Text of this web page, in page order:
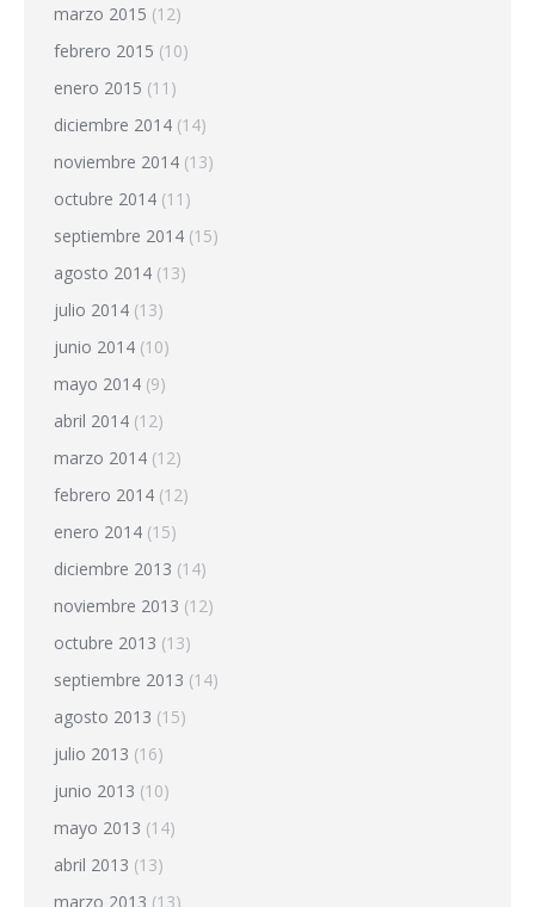
marzo 2015 (12)
febrero 2015 (10)
enero 2015 (11)
diciembre 2014 (14)
noviembre 2014 (13)
octubre 2014 (11)
septiembre 2014 (15)
agosto 2014 (13)
julio 2014 (13)
junio 2014 (10)
mayo 2014 (9)
abril 2014 (12)
marzo 2014 (12)
febrero 2014 (12)
enero 2014 (15)
diciembre 2013 (14)
noviembre 2013 (12)
octubre 2013 (13)
septiembre 2013 (14)
agosto 2013 (15)
julio 2013 (16)
junio 2013 (10)
mayo 2013 (14)
abril 2013 (13)
marzo 2013 (13)